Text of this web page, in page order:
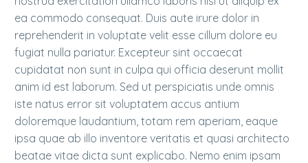
ea commodo consequat. Duis aute irure dolor in
reprehenderit in voluptate velit esse cillum dolore eu
fugiat nulla pariatur. Excepteur sint occaecat
cupidatat non sunt in culpa qui officia deserunt mollit
anim id est laborum. Sed ut perspiciatis unde omnis
iste natus error sit voluptatem accus antium
doloremque laudantium, totam rem aperiam, eaque
ipsa quae ab illo inventore veritatis et quasi architecto
beatae vitae dicta sunt explicabo. Nemo enim ipsam